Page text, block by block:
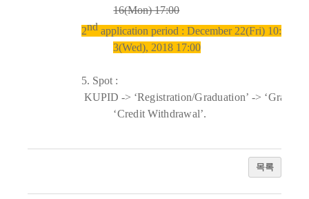
16(Mon) 17:00
2nd application period : December 22(Fri) 10:00
3(Wed), 2018 17:00
5. Spot :
KUPID -> ‘Registration/Graduation’ -> ‘Grades’
‘Credit Withdrawal’.
목록